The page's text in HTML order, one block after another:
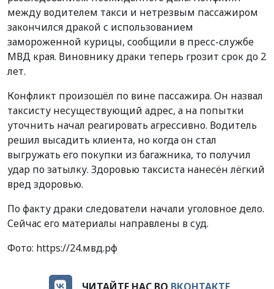
между водителем такси и нетрезвым пассажиром
закончился дракой с использованием
замороженной курицы, сообщили в пресс-службе
МВД края. Виновнику драки теперь грозит срок до 2
лет.
Конфликт произошёл по вине пассажира. Он назвал
таксисту несуществующий адрес, а на попытки
уточнить начал реагировать агрессивно. Водитель
решил высадить клиента, но когда он стал
выгружать его покупки из багажника, то получил
удар по затылку. Здоровью таксиста нанесён лёгкий
вред здоровью.
По факту драки следователи начали уголовное дело.
Сейчас его материалы направлены в суд.
Фото: https://24.мвд.рф
ЧИТАЙТЕ НАС ВО ВКОНТАКТЕ